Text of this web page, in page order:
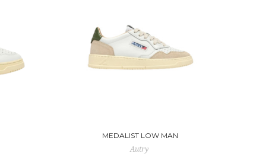
MEDALIST LOW MAN
Autry